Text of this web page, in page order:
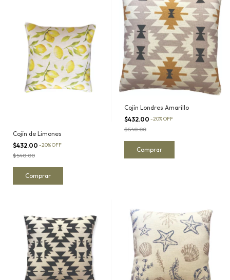
Cojín de Limones
$432.00 -20%OFF
$540.00
Cojín Londres Amarillo
$432.00 -20%OFF
$540.00